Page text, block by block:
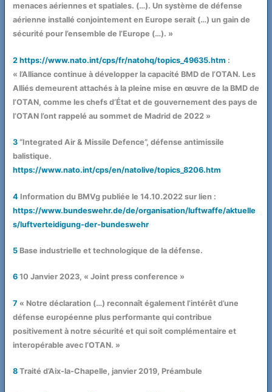
menaces aériennes et spatiales. (…). Un système de défense
aérienne installé conjointement en Europe serait (…) un gain de
sécurité pour l’ensemble de l’Europe (…). »
2 https://www.nato.int/cps/fr/natohq/topics_49635.htm :
« l’Alliance continue à développer la capacité BMD de l’OTAN. Les
Alliés demeurent attachés à la pleine mise en œuvre de la BMD de
l’OTAN, comme les chefs d’État et de gouvernement des pays de
l’OTAN l’ont rappelé au sommet de Madrid de 2022 »
3“Integrated Air & Missile Defence”, défense antimissile
balistique.
https://www.nato.int/cps/en/natolive/topics_8206.htm
4 Information du BMVg publiée le 14.10.2022 sur lien :
https://www.bundeswehr.de/de/organisation/luftwaffe/aktuelle
s/luftverteidigung-der-bundeswehr
5Base industrielle et technologique de la défense.
610 Janvier 2023, « Joint press conference »
7 « Notre déclaration (…) reconnaît également l’intérêt d’une
défense européenne plus performante qui contribue
positivement à notre sécurité et qui soit complémentaire et
interopérable avec l’OTAN. »
8Traité d’Aix-la-Chapelle, janvier 2019, Préambule